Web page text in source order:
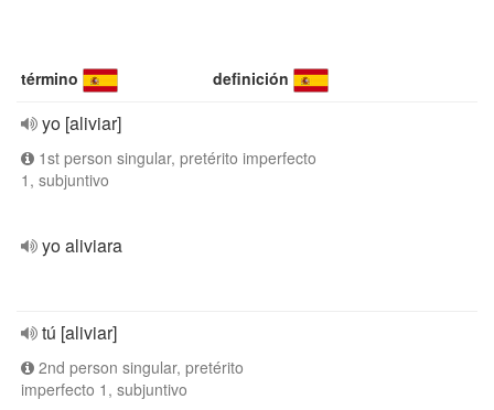
término definición
yo [aliviar]
1st person singular, pretérito imperfecto
1, subjuntivo
yo aliviara
tú [aliviar]
2nd person singular, pretérito
imperfecto 1, subjuntivo